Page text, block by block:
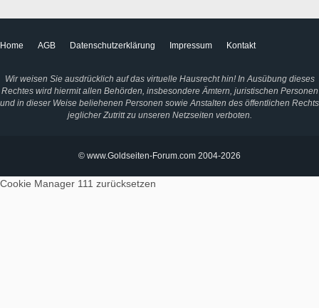
Home AGB Datenschutzerklärung Impressum Kontakt
Wir weisen Sie ausdrücklich auf das virtuelle Hausrecht hin! In Ausübung dieses
Rechtes wird hiermit allen Behörden, insbesondere Ämtern, juristischen Personen
und in dieser Weise beliehenen Personen sowie Anstalten des öffentlichen Rechts
jeglicher Zutritt zu unseren Netzseiten verboten.
© www.Goldseiten-Forum.com 2004-2026
Cookie Manager 111 zurücksetzen